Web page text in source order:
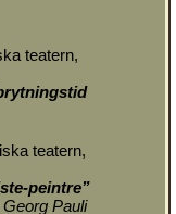
teatern,
teatern,
peintre”
Pauli